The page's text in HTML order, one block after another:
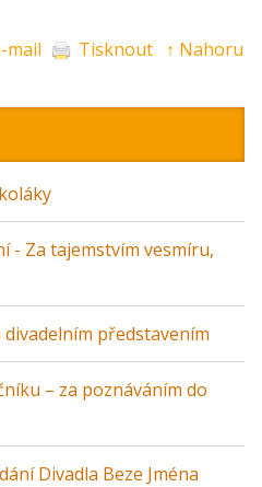
mail Tisknout ↑ Nahoru
- Za tajemstvím vesmíru,
představením
– za poznáváním do
Divadla Beze Jména